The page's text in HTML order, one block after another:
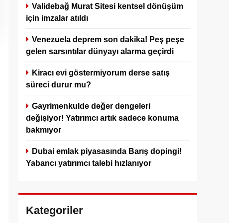
Validebağ Murat Sitesi kentsel dönüşüm
için imzalar atıldı
Venezuela deprem son dakika! Peş peşe
gelen sarsıntılar dünyayı alarma geçirdi
Kiracı evi göstermiyorum derse satış
süreci durur mu?
Gayrimenkulde değer dengeleri
değişiyor! Yatırımcı artık sadece konuma
bakmıyor
Dubai emlak piyasasında Barış dopingi!
Yabancı yatırımcı talebi hızlanıyor
Kategoriler